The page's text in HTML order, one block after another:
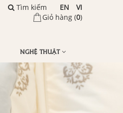
Giỏ hàng (0)
VI
EN
Tìm kiếm
NGHỆ THUẬT